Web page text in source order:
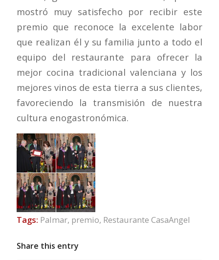
mostró muy satisfecho por recibir este
premio que reconoce la excelente labor
que realizan él y su familia junto a todo el
equipo del restaurante para ofrecer la
mejor cocina tradicional valenciana y los
mejores vinos de esta tierra a sus clientes,
favoreciendo la transmisión de nuestra
cultura enogastronómica.
Tags: Palmar, premio, Restaurante CasaAngel
Share this entry